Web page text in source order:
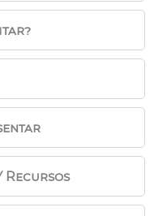
que hayan
duplicado,
obligadas al pago
de la bonificación
solicitado la
en
plazo de 4 años
A partir del
derecho a la
que puede
“Impresos”
si la solicitud se
Recursos